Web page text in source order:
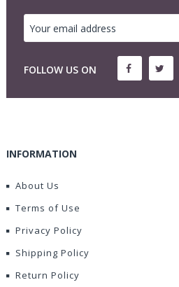
FOLLOW US ON
INFORMATION
About Us
Terms of Use
Privacy Policy
Shipping Policy
Return Policy